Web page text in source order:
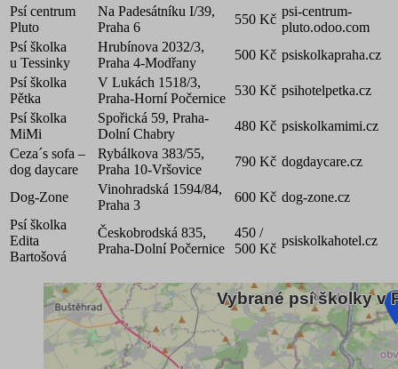
Psí centrum
Pluto
Na Padesátníku I/39,
Praha 6
550 Kč
psi-centrum-
pluto.odoo.com
Psí školka
u Tessinky
Hrubínova 2032/3,
Praha 4-Modřany
500 Kč psiskolkapraha.cz
Psí školka
Pětka
V Lukách 1518/3,
Praha-Horní Počernice
530 Kč psihotelpetka.cz
Psí školka
MiMi
Spořická 59, Praha-
Dolní Chabry
480 Kč psiskolkamimi.cz
Ceza´s sofa –
dog daycare
Rybálkova 383/55,
Praha 10-Vršovice
790 Kč dogdaycare.cz
Dog-Zone
Vinohradská 1594/84,
Praha 3
600 Kč dog-zone.cz
Psí školka
Edita
Bartošová
Českobrodská 835,
Praha-Dolní Počernice
450 /
500 Kč
psiskolkahotel.cz
Vybrané psí školky v Praze a okolí
Map of unspecified region with 2 data series.
Vybrané psí školky v
Vybrané psí školky v